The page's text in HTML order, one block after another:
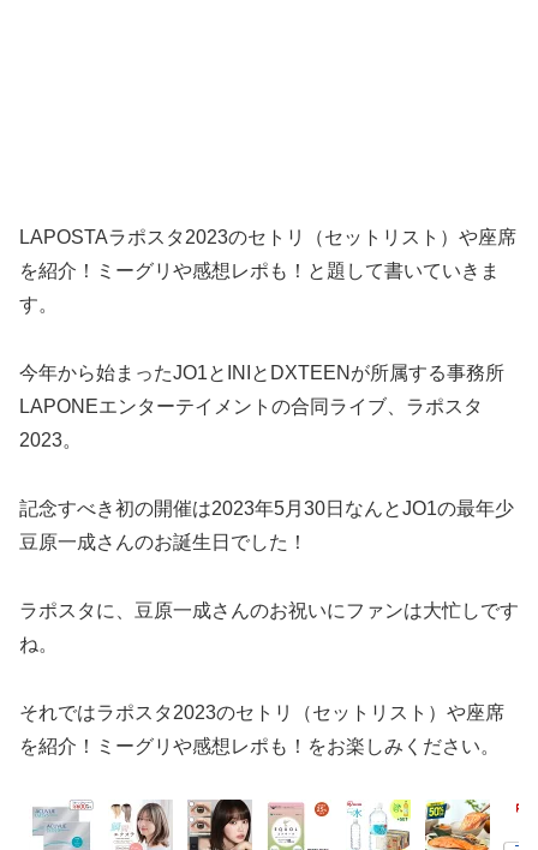
LAPOSTAラポスタ2023のセトリ（セットリスト）や座席
を紹介！ミーグリや感想レポも！と題して書いていきま
す。
今年から始まったJO1とINIとDXTEENが所属する事務所
LAPONEエンターテイメントの合同ライブ、ラポスタ
2023。
記念すべき初の開催は2023年5月30日なんとJO1の最年少
豆原一成さんのお誕生日でした！
ラポスタに、豆原一成さんのお祝いにファンは大忙しです
ね。
それではラポスタ2023のセトリ（セットリスト）や座席
を紹介！ミーグリや感想レポも！をお楽しみください。